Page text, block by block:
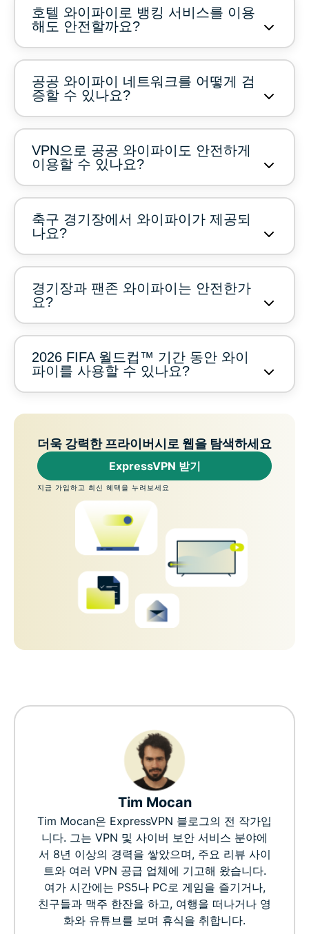
호텔 와이파이로 뱅킹 서비스를 이용
해도 안전할까요?
공공 와이파이 네트워크를 어떻게 검
증할 수 있나요?
VPN으로 공공 와이파이도 안전하게
이용할 수 있나요?
축구 경기장에서 와이파이가 제공되
나요?
경기장과 팬존 와이파이는 안전한가
요?
2026 FIFA 월드컵™ 기간 동안 와이
파이를 사용할 수 있나요?
더욱 강력한 프라이버시로 웹을 탐색하세요
ExpressVPN 받기
지금 가입하고 최신 혜택을 누려보세요
Tim Mocan
Tim Mocan은 ExpressVPN 블로그의 전 작가입
니다. 그는 VPN 및 사이버 보안 서비스 분야에
서 8년 이상의 경력을 쌓았으며, 주요 리뷰 사이
트와 여러 VPN 공급 업체에 기고해 왔습니다.
여가 시간에는 PS5나 PC로 게임을 즐기거나,
친구들과 맥주 한잔을 하고, 여행을 떠나거나 영
화와 유튜브를 보며 휴식을 취합니다.